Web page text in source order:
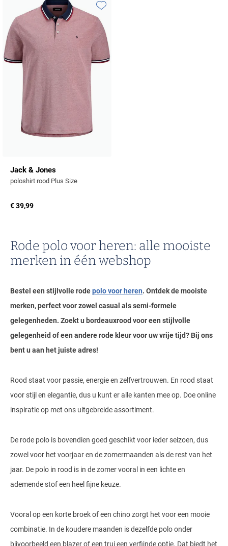
Jack & Jones
poloshirt rood Plus Size
€ 39,99
Toevoegen aan favorieten
Rode polo voor heren: alle mooiste
merken in één webshop
Bestel een stijlvolle rodepolo voor heren. Ontdek de mooiste
merken, perfect voor zowel casual als semi-formele
gelegenheden. Zoekt u bordeauxrood voor een stijlvolle
gelegenheid of een andere rode kleur voor uw vrije tijd? Bij ons
bent u aan het juiste adres!
Rood staat voor passie, energie en zelfvertrouwen. En rood staat
voor stijl en elegantie, dus u kunt er alle kanten mee op. Doe online
inspiratie op met ons uitgebreide assortiment.
De rode polo is bovendien goed geschikt voor ieder seizoen, dus
zowel voor het voorjaar en de zomermaanden als de rest van het
jaar. De polo in rood is in de zomer vooral in een lichte en
ademende stof een heel fijne keuze.
Vooral op een korte broek of een chino zorgt het voor een mooie
combinatie. In de koudere maanden is dezelfde polo onder
bijvoorbeeld een blazer of een trui een verfijnde optie. Dat biedt het